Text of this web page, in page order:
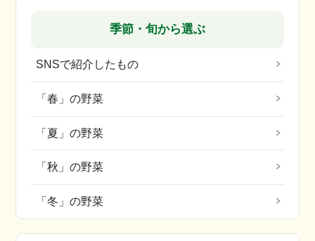
季節・旬から選ぶ
SNSで紹介したもの
「春」の野菜
「夏」の野菜
「秋」の野菜
「冬」の野菜